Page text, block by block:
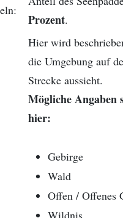
Prozent.
Hier wird
die Umgebung auf
Strecke aussieht.
Mögliche Angaben
hier:
Gebirge
Wald
Offen / Offenes
Wildnis